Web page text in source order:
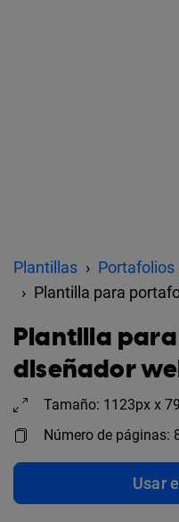
Plantillas Portafolios
Plantilla para
Plantilla
diseñador
Tamaño: 1123px x
Número de páginas:
Usar